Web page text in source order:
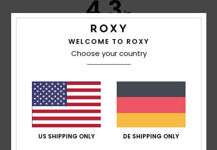
4.3/5
basierend auf3 verifizierten Bewertungen
2026
Komfort
Preis-Leistungs-Verhältnis
WELCOME TO ROXY
Choose your country
US SHIPPING ONLY DE SHIPPING ONLY